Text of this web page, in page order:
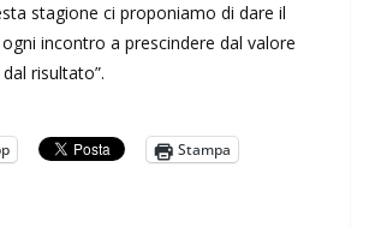
stagione ci proponiamo di dare il
incontro a prescindere dal valore
risultato”.
Stampa